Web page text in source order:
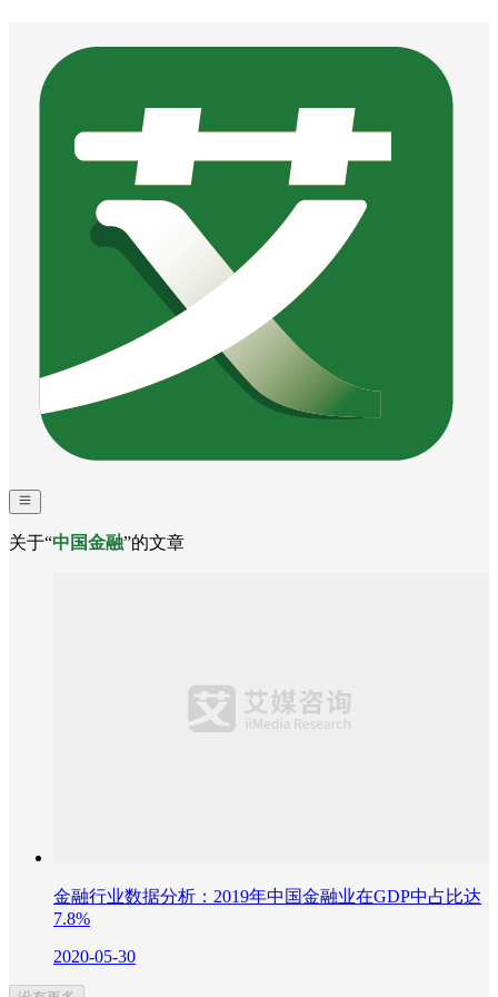
关于“中国金融”的文章
金融行业数据分析：2019年中国金融业在GDP中占比达
7.8%
2020-05-30